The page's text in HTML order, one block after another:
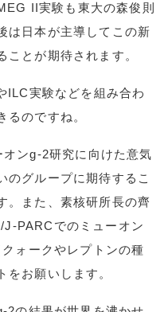
II実験も東大の森俊則
は日本が主導してこの新
とが期待されます。
ILC実験などを組み合わ
るのですね。
ンg-2研究に向けた意気
のグループに期待するこ
。また、素核研所長の齊
PARCでのミューオン
ォークやレプトンの種
お願いします。